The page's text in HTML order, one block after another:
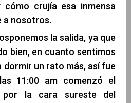
cómo crujía esa inmensa
a nosotros.
la salida, ya que
bien, en cuanto sentimos
dormir un rato más, así fue
11:00 am comenzó el
la cara sureste del